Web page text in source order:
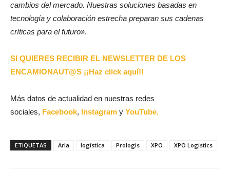
cambios del mercado. Nuestras soluciones basadas en
tecnología y colaboración estrecha preparan sus cadenas
críticas para el futuro».
SI QUIERES RECIBIR EL NEWSLETTER DE LOS
ENCAMIONAUT@S ¡¡Haz click aquí!!
Más datos de actualidad en nuestras redes
sociales, Facebook, Instagram y YouTube.
ETIQUETAS Arla logística Prologis XPO XPO Logistics